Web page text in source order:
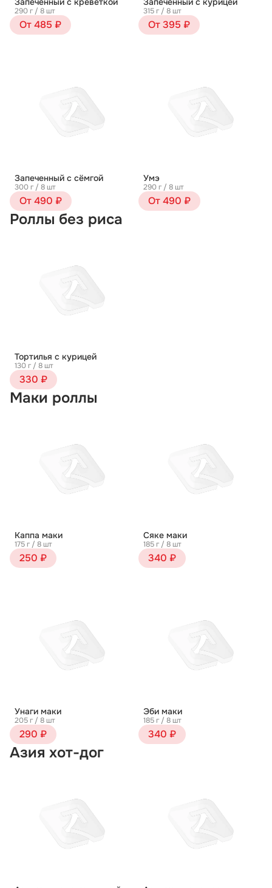
290 г / 8 шт
От 485 ₽
315 г / 8 шт
От 395 ₽
Запеченный с сёмгой
300 г / 8 шт
От 490 ₽
Умэ
290 г / 8 шт
От 490 ₽
Роллы без риса
Тортилья с курицей
130 г / 8 шт
330 ₽
Маки роллы
Каппа маки
175 г / 8 шт
250 ₽
Сяке маки
185 г / 8 шт
340 ₽
Унаги маки
205 г / 8 шт
290 ₽
Эби маки
185 г / 8 шт
340 ₽
Азия хот-дог